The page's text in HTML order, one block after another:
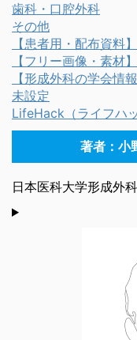
歯科・口腔外科
その他
【患者用・配布資料】
【フリー画像・素材】
【形成外科の学会情報
未設定
LifeHack（ライフハッ
著者：小
日本医科大学形成外